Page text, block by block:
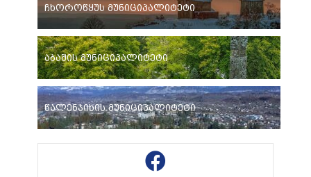
ჩხოროწყუს მუნიციპალიტეტი
აბაშის მუნიციპალიტეტი
წალენჯიხის მუნიციპალიტეტი